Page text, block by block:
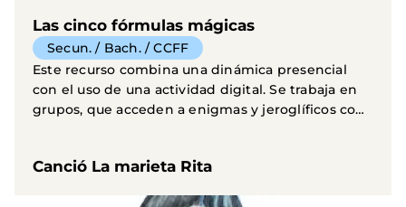
Las cinco fórmulas mágicas
Secun. / Bach. / CCFF
Este recurso combina una dinámica presencial
con el uso de una actividad digital. Se trabaja en
grupos, que acceden a enigmas y jeroglíficos con
Canció La marieta Rita